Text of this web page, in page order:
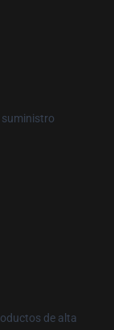
suministro
de alta